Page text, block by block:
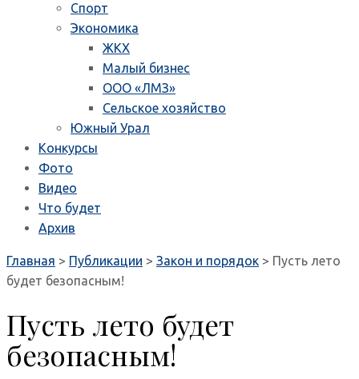
Спорт
Экономика
ЖКХ
Малый бизнес
ООО «ЛМЗ»
Сельское хозяйство
Южный Урал
Конкурсы
Фото
Видео
Что будет
Архив
Главная > Публикации > Закон и порядок > Пусть лето
будет безопасным!
Пусть лето будет
безопасным!